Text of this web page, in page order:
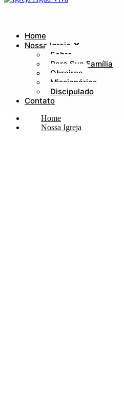
Home
Nossa Igreja
Sobre
Para Sua Família
Obreiros
Missionários
Discipulado
Contato
Home
Nossa Igreja